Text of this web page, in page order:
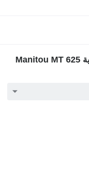
معلومات إضافية — رافعة تلسكوبية Manitou MT 625